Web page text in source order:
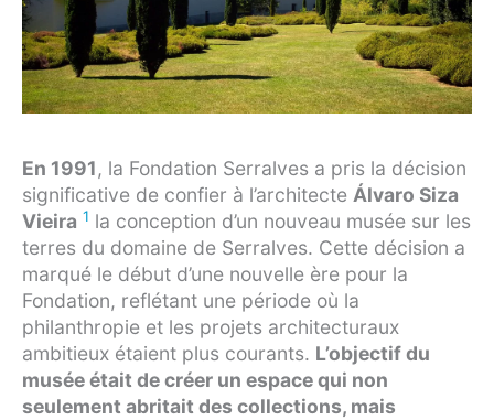
En 1991, la Fondation Serralves a pris la décision
significative de confier à l’architecte Álvaro Siza
Vieira 1 la conception d’un nouveau musée sur les
terres du domaine de Serralves. Cette décision a
marqué le début d’une nouvelle ère pour la
Fondation, reflétant une période où la
philanthropie et les projets architecturaux
ambitieux étaient plus courants. L’objectif du
musée était de créer un espace qui non
seulement abritait des collections, mais